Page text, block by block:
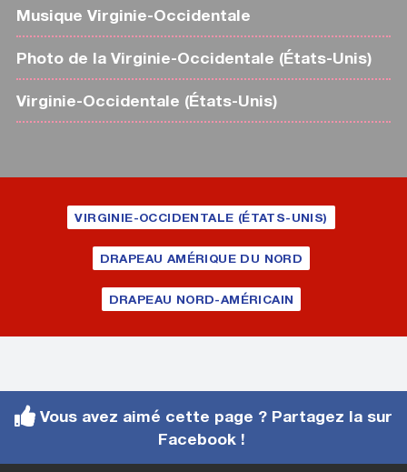
Musique Virginie-Occidentale
Photo de la Virginie-Occidentale (États-Unis)
Virginie-Occidentale (États-Unis)
VIRGINIE-OCCIDENTALE (ÉTATS-UNIS)
DRAPEAU AMÉRIQUE DU NORD
DRAPEAU NORD-AMÉRICAIN
Vous avez aimé cette page ? Partagez la sur
Facebook !